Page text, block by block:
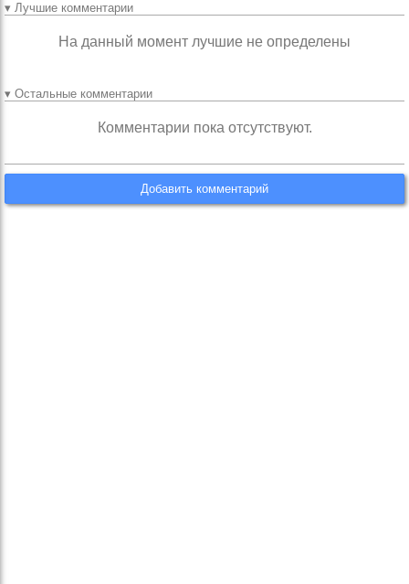
▾ Лучшие комментарии
На данный момент лучшие не определены
▾ Остальные комментарии
Комментарии пока отсутствуют.
Добавить комментарий